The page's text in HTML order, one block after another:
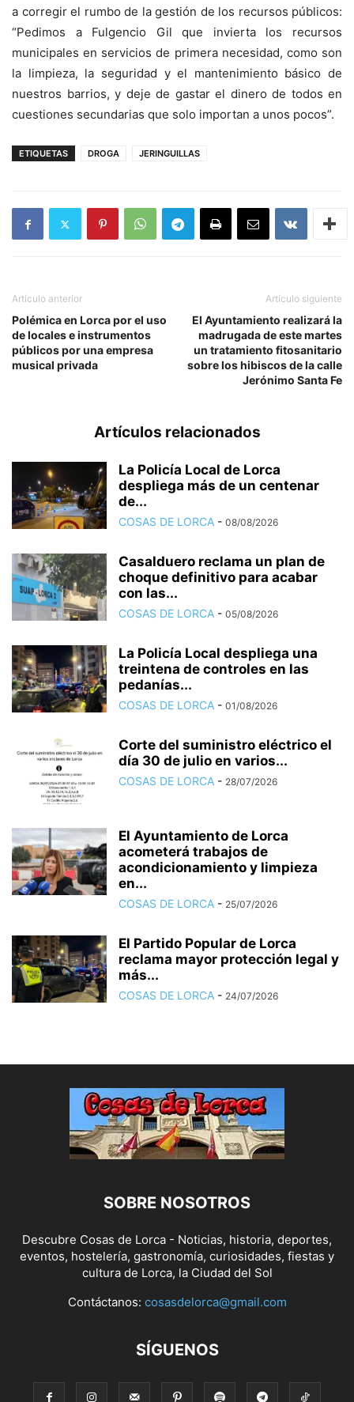
a corregir el rumbo de la gestión de los recursos públicos:
“Pedimos a Fulgencio Gil que invierta los recursos
municipales en servicios de primera necesidad, como son
la limpieza, la seguridad y el mantenimiento básico de
nuestros barrios, y deje de gastar el dinero de todos en
cuestiones secundarias que solo importan a unos pocos”.
ETIQUETAS DROGA JERINGUILLAS
Artículo anterior
Polémica en Lorca por el uso
de locales e instrumentos
públicos por una empresa
musical privada
Artículo siguiente
El Ayuntamiento realizará la
madrugada de este martes
un tratamiento fitosanitario
sobre los hibiscos de la calle
Jerónimo Santa Fe
Artículos relacionados
La Policía Local de Lorca
despliega más de un centenar
de...
COSAS DE LORCA - 08/08/2026
Casalduero reclama un plan de
choque definitivo para acabar
con las...
COSAS DE LORCA - 05/08/2026
La Policía Local despliega una
treintena de controles en las
pedanías...
COSAS DE LORCA - 01/08/2026
Corte del suministro eléctrico el
día 30 de julio en varios...
COSAS DE LORCA - 28/07/2026
El Ayuntamiento de Lorca
acometerá trabajos de
acondicionamiento y limpieza
en...
COSAS DE LORCA - 25/07/2026
El Partido Popular de Lorca
reclama mayor protección legal y
más...
COSAS DE LORCA - 24/07/2026
SOBRE NOSOTROS
Descubre Cosas de Lorca - Noticias, historia, deportes,
eventos, hostelería, gastronomía, curiosidades, fiestas y
cultura de Lorca, la Ciudad del Sol
Contáctanos: cosasdelorca@gmail.com
SÍGUENOS